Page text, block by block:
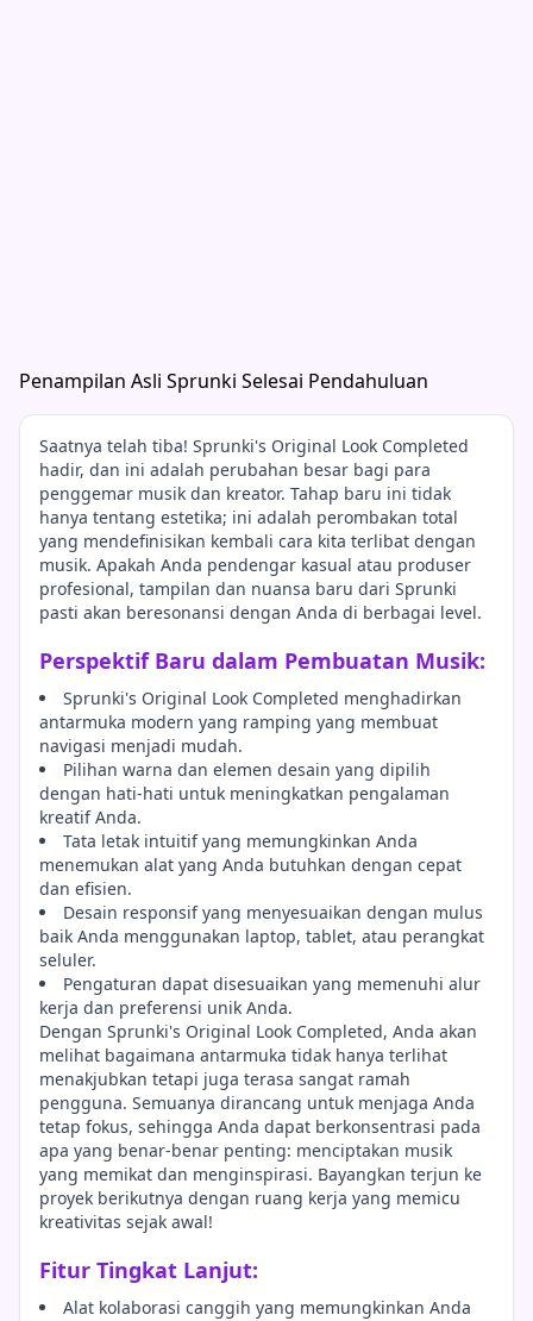
Penampilan Asli Sprunki Selesai Pendahuluan
Saatnya telah tiba! Sprunki's Original Look Completed
hadir, dan ini adalah perubahan besar bagi para
penggemar musik dan kreator. Tahap baru ini tidak
hanya tentang estetika; ini adalah perombakan total
yang mendefinisikan kembali cara kita terlibat dengan
musik. Apakah Anda pendengar kasual atau produser
profesional, tampilan dan nuansa baru dari Sprunki
pasti akan beresonansi dengan Anda di berbagai level.
Perspektif Baru dalam Pembuatan Musik:
Sprunki's Original Look Completed menghadirkan
antarmuka modern yang ramping yang membuat
navigasi menjadi mudah.
Pilihan warna dan elemen desain yang dipilih
dengan hati-hati untuk meningkatkan pengalaman
kreatif Anda.
Tata letak intuitif yang memungkinkan Anda
menemukan alat yang Anda butuhkan dengan cepat
dan efisien.
Desain responsif yang menyesuaikan dengan mulus
baik Anda menggunakan laptop, tablet, atau perangkat
seluler.
Pengaturan dapat disesuaikan yang memenuhi alur
kerja dan preferensi unik Anda.
Dengan Sprunki's Original Look Completed, Anda akan
melihat bagaimana antarmuka tidak hanya terlihat
menakjubkan tetapi juga terasa sangat ramah
pengguna. Semuanya dirancang untuk menjaga Anda
tetap fokus, sehingga Anda dapat berkonsentrasi pada
apa yang benar-benar penting: menciptakan musik
yang memikat dan menginspirasi. Bayangkan terjun ke
proyek berikutnya dengan ruang kerja yang memicu
kreativitas sejak awal!
Fitur Tingkat Lanjut:
Alat kolaborasi canggih yang memungkinkan Anda